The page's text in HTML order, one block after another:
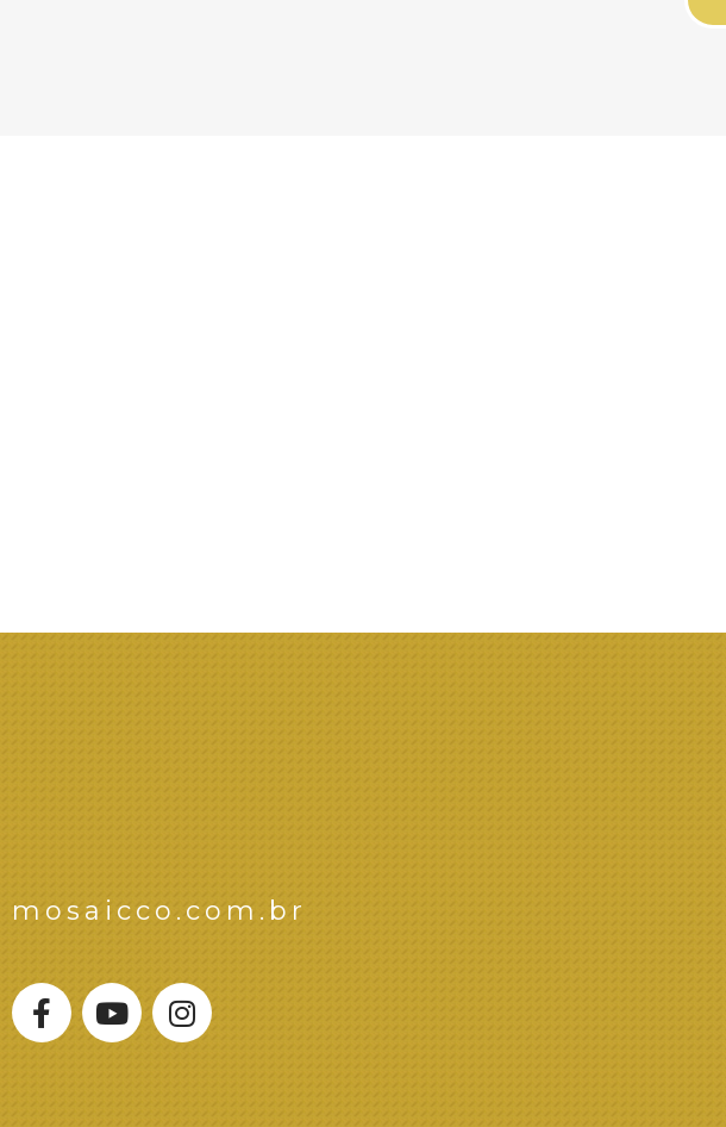
mosaicco.com.br